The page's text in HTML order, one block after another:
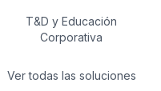
T&D y Educación
Corporativa
Ver todas las soluciones